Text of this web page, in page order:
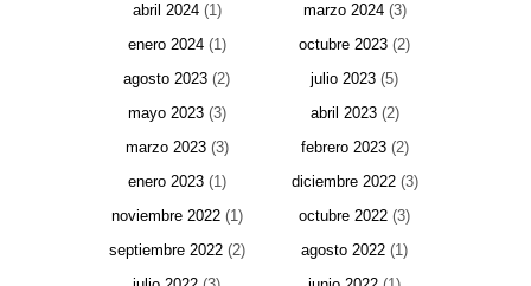
abril 2024(1) marzo 2024(3)
enero 2024(1) octubre 2023 (2)
agosto 2023 (2) julio 2023 (5)
mayo 2023(3) abril 2023(2)
marzo 2023(3) febrero 2023(2)
enero 2023(1) diciembre 2022(3)
noviembre 2022(1) octubre 2022 (3)
septiembre 2022(2) agosto 2022 (1)